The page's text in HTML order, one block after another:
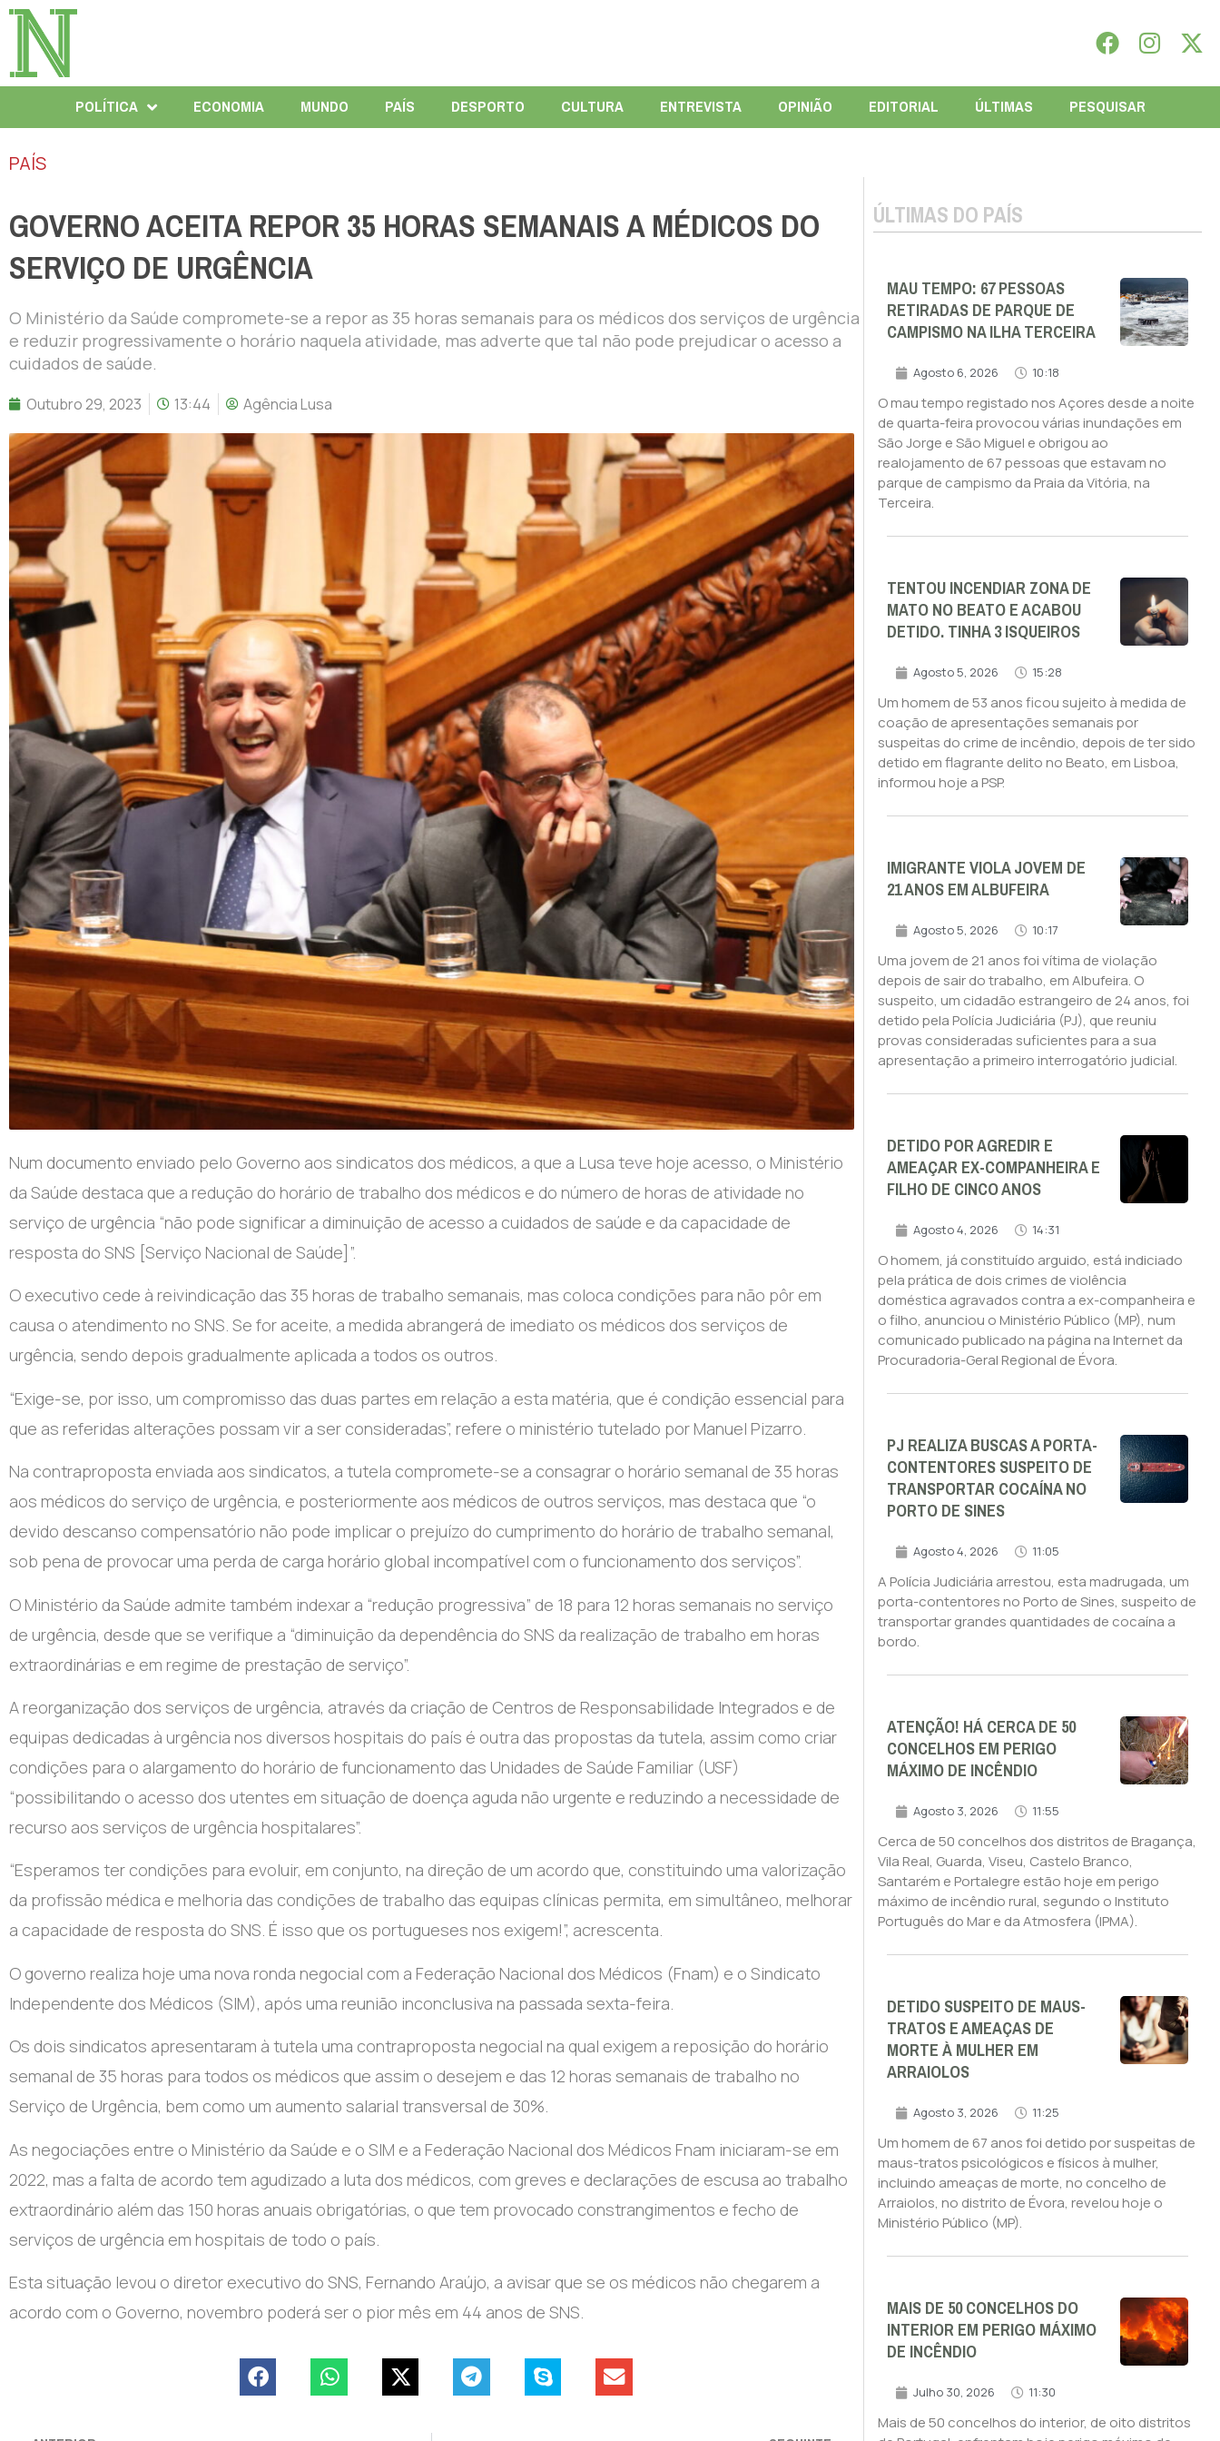
POLÍTICA ECONOMIA MUNDO PAÍS DESPORTO CULTURA ENTREVISTA OPINIÃO EDITORIAL ÚLTIMAS PESQUISAR
PAÍS
GOVERNO ACEITA REPOR 35 HORAS SEMANAIS A MÉDICOS DO
SERVIÇO DE URGÊNCIA
O Ministério da Saúde compromete-se a repor as 35 horas semanais para os médicos dos serviços de urgência
e reduzir progressivamente o horário naquela atividade, mas adverte que tal não pode prejudicar o acesso a
cuidados de saúde.
Outubro 29, 2023 13:44 Agência Lusa
Num documento enviado pelo Governo aos sindicatos dos médicos, a que a Lusa teve hoje acesso, o Ministério
da Saúde destaca que a redução do horário de trabalho dos médicos e do número de horas de atividade no
serviço de urgência “não pode significar a diminuição de acesso a cuidados de saúde e da capacidade de
resposta do SNS [Serviço Nacional de Saúde]”.
O executivo cede à reivindicação das 35 horas de trabalho semanais, mas coloca condições para não pôr em
causa o atendimento no SNS. Se for aceite, a medida abrangerá de imediato os médicos dos serviços de
urgência, sendo depois gradualmente aplicada a todos os outros.
“Exige-se, por isso, um compromisso das duas partes em relação a esta matéria, que é condição essencial para
que as referidas alterações possam vir a ser consideradas”, refere o ministério tutelado por Manuel Pizarro.
Na contraproposta enviada aos sindicatos, a tutela compromete-se a consagrar o horário semanal de 35 horas
aos médicos do serviço de urgência, e posteriormente aos médicos de outros serviços, mas destaca que “o
devido descanso compensatório não pode implicar o prejuízo do cumprimento do horário de trabalho semanal,
sob pena de provocar uma perda de carga horário global incompatível com o funcionamento dos serviços”.
O Ministério da Saúde admite também indexar a “redução progressiva” de 18 para 12 horas semanais no serviço
de urgência, desde que se verifique a “diminuição da dependência do SNS da realização de trabalho em horas
extraordinárias e em regime de prestação de serviço”.
A reorganização dos serviços de urgência, através da criação de Centros de Responsabilidade Integrados e de
equipas dedicadas à urgência nos diversos hospitais do país é outra das propostas da tutela, assim como criar
condições para o alargamento do horário de funcionamento das Unidades de Saúde Familiar (USF)
“possibilitando o acesso dos utentes em situação de doença aguda não urgente e reduzindo a necessidade de
recurso aos serviços de urgência hospitalares”.
“Esperamos ter condições para evoluir, em conjunto, na direção de um acordo que, constituindo uma valorização
da profissão médica e melhoria das condições de trabalho das equipas clínicas permita, em simultâneo, melhorar
a capacidade de resposta do SNS. É isso que os portugueses nos exigem!”, acrescenta.
O governo realiza hoje uma nova ronda negocial com ​​​​​​​a Federação Nacional dos Médicos (Fnam) e o Sindicato
Independente dos Médicos (SIM), após uma reunião inconclusiva na passada sexta-feira.
Os dois sindicatos ​​​​​​​apresentaram à tutela uma contraproposta negocial na qual exigem a reposição do horário
semanal de 35 horas para todos os médicos que assim o desejem e das 12 horas semanais de trabalho no
Serviço de Urgência, bem como um aumento salarial transversal de 30%.​​​​​​​
As negociações entre o Ministério da Saúde e o SIM e a Federação Nacional dos Médicos Fnam iniciaram-se em
2022, mas a falta de acordo tem agudizado a luta dos médicos, com greves e declarações de escusa ao trabalho
extraordinário além das 150 horas anuais obrigatórias, o que tem provocado constrangimentos e fecho de
serviços de urgência em hospitais de todo o país.
Esta situação levou o diretor executivo do SNS, Fernando Araújo, a avisar que se os médicos não chegarem a
acordo com o Governo, novembro poderá ser o pior mês em 44 anos de SNS.
ÚLTIMAS DO PAÍS
MAU TEMPO: 67 PESSOAS
RETIRADAS DE PARQUE DE
CAMPISMO NA ILHA TERCEIRA
Agosto 6, 2026 10:18
O mau tempo registado nos Açores desde a noite
de quarta-feira provocou várias inundações em
São Jorge e São Miguel e obrigou ao
realojamento de 67 pessoas que estavam no
parque de campismo da Praia da Vitória, na
Terceira.
TENTOU INCENDIAR ZONA DE
MATO NO BEATO E ACABOU
DETIDO. TINHA 3 ISQUEIROS
Agosto 5, 2026 15:28
Um homem de 53 anos ficou sujeito à medida de
coação de apresentações semanais por
suspeitas do crime de incêndio, depois de ter sido
detido em flagrante delito no Beato, em Lisboa,
informou hoje a PSP.
IMIGRANTE VIOLA JOVEM DE
21 ANOS EM ALBUFEIRA
Agosto 5, 2026 10:17
Uma jovem de 21 anos foi vítima de violação
depois de sair do trabalho, em Albufeira. O
suspeito, um cidadão estrangeiro de 24 anos, foi
detido pela Polícia Judiciária (PJ), que reuniu
provas consideradas suficientes para a sua
apresentação a primeiro interrogatório judicial.
DETIDO POR AGREDIR E
AMEAÇAR EX-COMPANHEIRA E
FILHO DE CINCO ANOS
Agosto 4, 2026 14:31
O homem, já constituído arguido, está indiciado
pela prática de dois crimes de violência
doméstica agravados contra a ex-companheira e
o filho, anunciou o Ministério Público (MP), num
comunicado publicado na página na Internet da
Procuradoria-Geral Regional de Évora.
PJ REALIZA BUSCAS A PORTA-
CONTENTORES SUSPEITO DE
TRANSPORTAR COCAÍNA NO
PORTO DE SINES
Agosto 4, 2026 11:05
A Polícia Judiciária arrestou, esta madrugada, um
porta-contentores no Porto de Sines, suspeito de
transportar grandes quantidades de cocaína a
bordo.
ATENÇÃO! HÁ CERCA DE 50
CONCELHOS EM PERIGO
MÁXIMO DE INCÊNDIO
Agosto 3, 2026 11:55
Cerca de 50 concelhos dos distritos de Bragança,
Vila Real, Guarda, Viseu, Castelo Branco,
Santarém e Portalegre estão hoje em perigo
máximo de incêndio rural, segundo o Instituto
Português do Mar e da Atmosfera (IPMA).
DETIDO SUSPEITO DE MAUS-
TRATOS E AMEAÇAS DE
MORTE À MULHER EM
ARRAIOLOS
Agosto 3, 2026 11:25
Um homem de 67 anos foi detido por suspeitas de
maus-tratos psicológicos e físicos à mulher,
incluindo ameaças de morte, no concelho de
Arraiolos, no distrito de Évora, revelou hoje o
Ministério Público (MP).
MAIS DE 50 CONCELHOS DO
INTERIOR EM PERIGO MÁXIMO
DE INCÊNDIO
Julho 30, 2026 11:30
Mais de 50 concelhos do interior, de oito distritos